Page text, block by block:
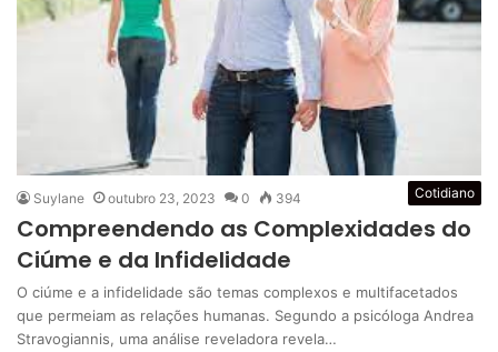
Cotidiano
Suylane outubro 23, 2023 0 394
Compreendendo as Complexidades do
Ciúme e da Infidelidade
O ciúme e a infidelidade são temas complexos e multifacetados
que permeiam as relações humanas. Segundo a psicóloga Andrea
Stravogiannis, uma análise reveladora revela…